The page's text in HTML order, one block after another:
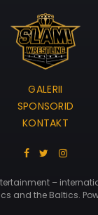
GALERII
SPONSORID
KONTAKT
–
and the Baltics.